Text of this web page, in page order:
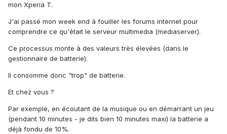
mon Xperia T.
J'ai passé mon week end à fouiller les forums internet pour
comprendre ce qu'était le serveur multimedia (mediaserver).
Ce processus monte à des valeurs très élevées (dans le
gestionnaire de batterie).
Il consomme donc "trop" de batterie.
Et chez vous ?
Par exemple, en écoutant de la musique ou en démarrant un jeu
(pendant 10 minutes - je dits bien 10 minutes maxi) la batterie a
déjà fondu de 10%.